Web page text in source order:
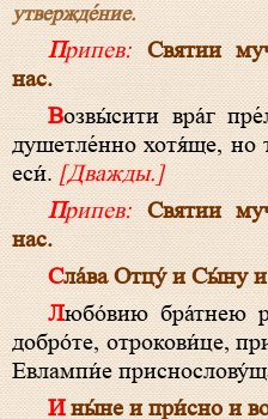
утвержде́ние.
Припев: Святии
нас.
Возвы́сити вра́г пре́лести лука́вное писа́ние
душетле́нно хотя́ще, но
еси́.[Дважды.]
Припев: Святии
нас.
Сла́ва Отцу́ и Сы́ну
Любо́вию бра́тнею распала́ема, ко Христо́ве
добро́те, отрокови́це,
Евлампи́е
И ны́не и при́сно и